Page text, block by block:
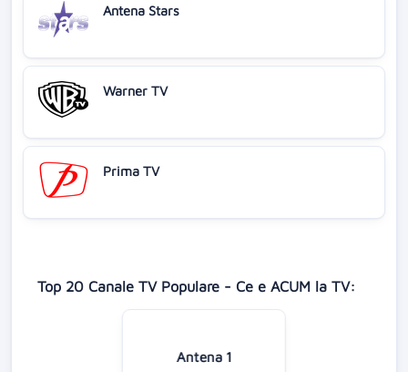
Antena Stars
Warner TV
Prima TV
Top 20 Canale TV Populare - Ce e ACUM la TV:
Antena 1